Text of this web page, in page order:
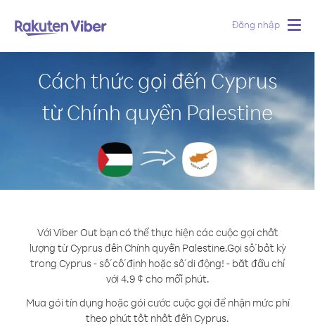
Đăng nhập
Cách thức gọi đến Cyprus
từ Chính quyền Palestine
Với Viber Out bạn có thể thực hiện các cuộc gọi chất
lượng từ Cyprus đến Chính quyền Palestine.Gọi số bất kỳ
trong Cyprus - số cố định hoặc số di động! - bắt đầu chỉ
với 4.9 ¢ cho mỗi phút.
Mua gói tín dụng hoặc gói cước cuộc gọi để nhận mức phí
theo phút tốt nhất đến Cyprus.